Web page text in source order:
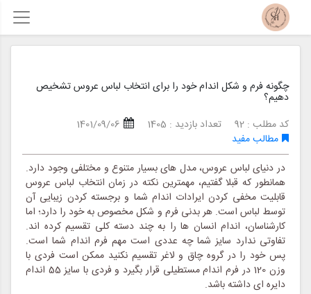
چگونه فرم و شکل اندام خود را برای انتخاب لباس عروس تشخیص
دهیم؟
کد مطلب : 92
تعداد بازدید : 1405
1401/09/06
مطالب مفید
در دنیای لباس عروس، مدل های بسیار متنوع و مختلفی وجود دارد.
همانطور که قبلا گفتیم، مهمترین نکته در زمان انتخاب لباس عروس
قابلیت مخفی کردن ایرادات اندام شما و برجسته کردن زیبایی آن
توسط لباس است. هر بدنی فرم و شکل مخصوص به خود را دارد؛ اما
کارشناسان، اندام انسان ها را به چند دسته کلی تقسیم کرده اند.
تفاوتی ندارد سایز شما چه عددی است مهم فرم اندام شما است.
پس خود را در گروه چاق و لاغر تقسیم نکنید ممکن است فردی با
وزن 120 در فرم اندام مستطیلی قرار بگیرد و فردی با سایز 55 اندام
دایره ای داشته باشد.